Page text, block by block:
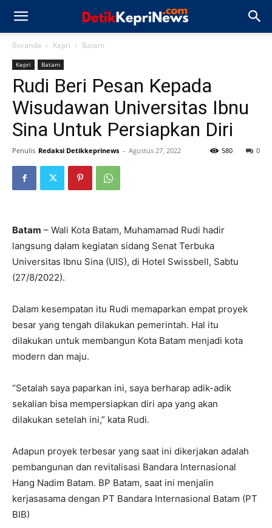
Beranda Kepri Batam
Kepri Batam
Rudi Beri Pesan Kepada
Wisudawan Universitas Ibnu
Sina Untuk Persiapkan Diri
Penulis Redaksi Detikkeprinews - Agustus 27, 2022 0
580
Batam – Wali Kota Batam, Muhamamad Rudi hadir
langsung dalam kegiatan sidang Senat Terbuka
Universitas Ibnu Sina (UIS), di Hotel Swissbell, Sabtu
(27/8/2022).
Dalam kesempatan itu Rudi memaparkan empat proyek
besar yang tengah dilakukan pemerintah. Hal itu
dilakukan untuk membangun Kota Batam menjadi kota
modern dan maju.
“Setalah saya paparkan ini, saya berharap adik-adik
sekalian bisa mempersiapkan diri apa yang akan
dilakukan setelah ini,” kata Rudi.
Adapun proyek terbesar yang saat ini dikerjakan adalah
pembangunan dan revitalisasi Bandara Internasional
Hang Nadim Batam. BP Batam, saat ini menjalin
kerjasasama dengan PT Bandara Internasional Batam (PT
BIB)